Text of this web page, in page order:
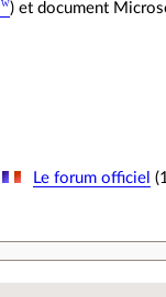
) et document
Le forum officiel